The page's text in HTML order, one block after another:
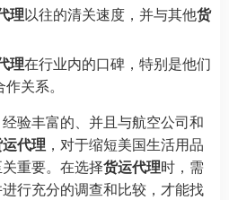
理以往的清关速度，并与其他货
理在行业内的口碑，特别是他们
关系。
验丰富的、并且与航空公司和
代理 ，对于缩短美国生活用品
重要。在选择货运代理时，需
行充分的调查和比较，才能找